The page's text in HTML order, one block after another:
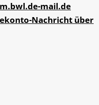
mail.de
Nachricht über